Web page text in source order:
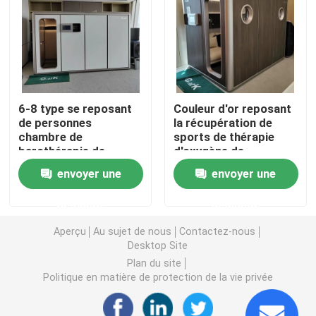
1,3 ATA Hyperbaric
Chambre de barothérapie de Hardshell
Chambre de barothérapie se reposante
Récupération de sports de chambre de barothérapie
Chambre de barothérapie de l'oxygène de Monoplace
Chambre de barothérapie de Multiplace
6-8 type se reposant
de personnes
chambre de
barothérapie de
l'oxygène avec le
certificat de la CE
ISO9001
envoyer une
Couleur d'or reposant
la récupération de
sports de thérapie
d'oxygène de
barothérapie de
chambre de
barothérapie
envoyer une
Aperçu Au sujet de nous
Contactez-nous
Desktop Site
Plan du site
Politique en matière de protection de la vie privée